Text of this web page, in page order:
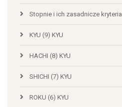
Stopnie i ich zasadnicze kryteria
KYU (9) KYU
HACHI (8) KYU
SHICHI (7) KYU
ROKU (6) KYU